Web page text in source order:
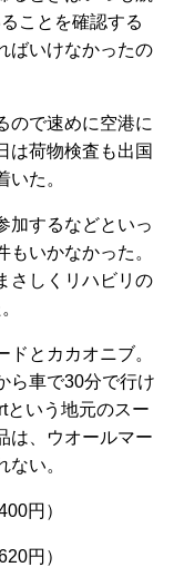
ことを確認する
ばいけなかったの
ので速めに空港に
は荷物検査も出国
た。
加するなどといっ
いかなかった。
さしくリハビリの
とカカオニブ。
ら車で30分で行け
という地元のスー
は、ウオールマー
ない。
円）
円）